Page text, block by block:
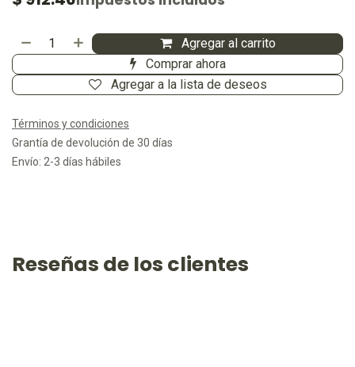
Agregar al carrito
Comprar ahora
Agregar a la lista de deseos
Términos y condiciones
Grantía de devolución de 30 días
Envío: 2-3 días hábiles
Reseñas de los clientes